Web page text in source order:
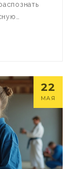
22
МАЯ